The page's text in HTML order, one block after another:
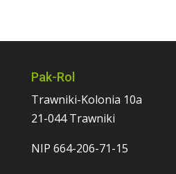
Pak-Rol
Trawniki-Kolonia 10a
21-044 Trawniki
NIP 664-206-71-15